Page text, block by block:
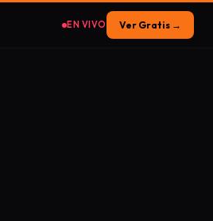
EN VIVO Ver Gratis →